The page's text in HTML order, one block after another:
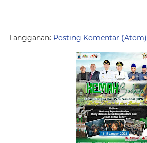
Langganan: Posting Komentar (Atom)